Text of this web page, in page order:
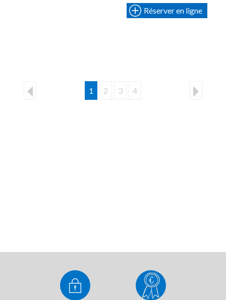
Réserver en ligne
1 2 3 4